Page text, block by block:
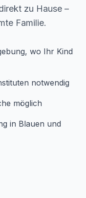
zu Hause –
Familie.
wo Ihr Kind
notwendig
möglich
in Blauen und